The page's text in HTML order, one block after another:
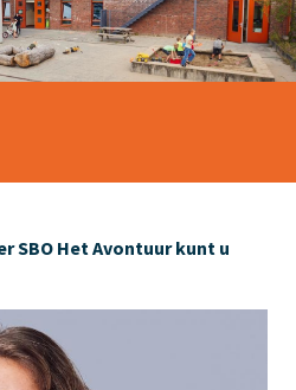
SBO Het Avontuur kunt u